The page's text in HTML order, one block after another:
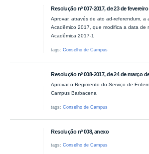
Resolução nº 007-2017, de 23 de fevereiro
Aprovar, através de ato ad-referendum, a
Acadêmico 2017, que modifica a data de
Acadêmica 2017-1
tags:Conselho de Campus
Resolução nº 008-2017, de 24 de março
Aprovar o Regimento do Serviço de
Campus Barbacena
tags:Conselho de Campus
Resolução nº 008, anexo
tags:Conselho de Campus